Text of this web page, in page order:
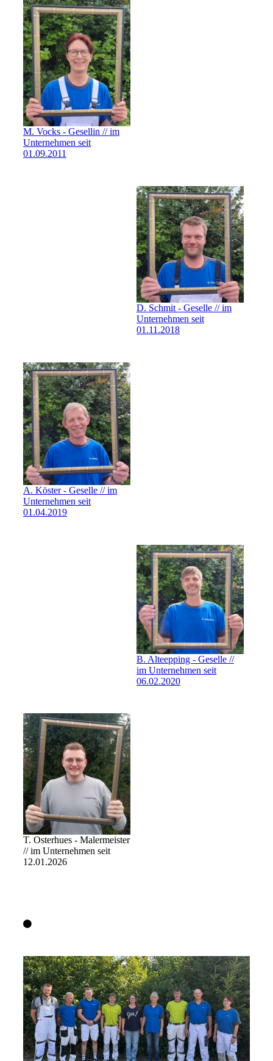
M. Vocks - Gesellin // im
Unternehmen seit
01.09.2011
D. Schmit - Geselle // im
Unternehmen seit
01.11.2018
A. Köster - Geselle // im
Unternehmen seit
01.04.2019
B. Alteepping - Geselle //
im Unternehmen seit
06.02.2020
T. Osterhues - Malermeister
// im Unternehmen seit
12.01.2026